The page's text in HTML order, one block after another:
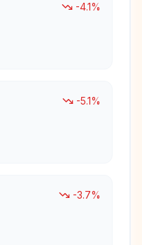
-4.1%
-5.1%
-3.7%